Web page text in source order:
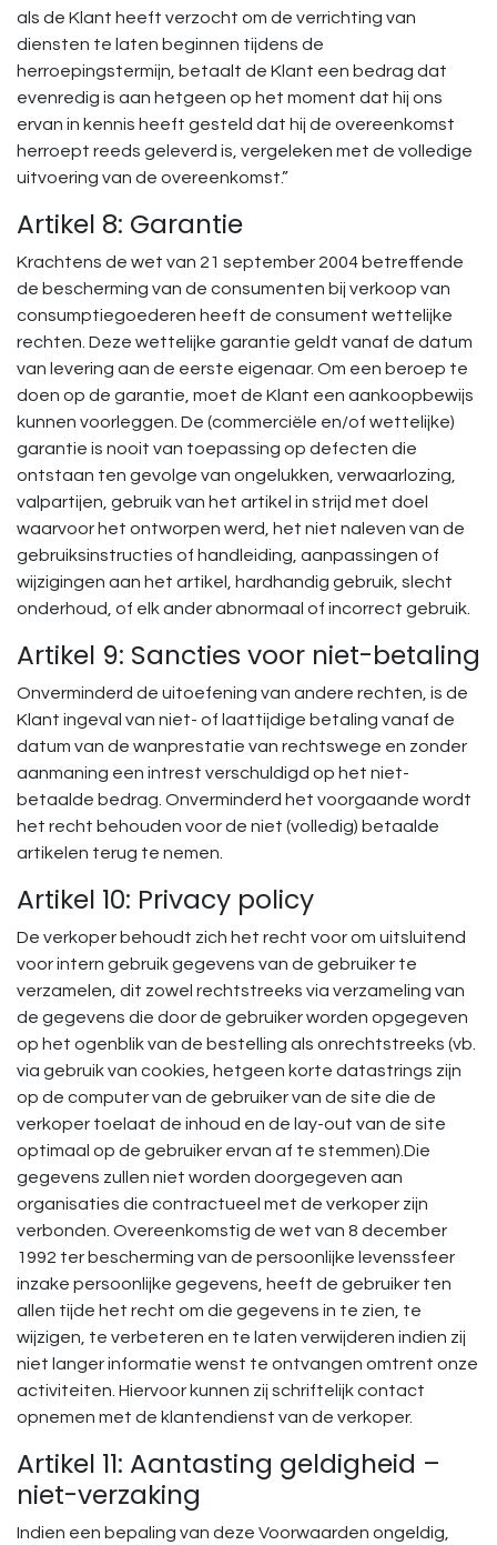
als de Klant heeft verzocht om de verrichting van
diensten te laten beginnen tijdens de
herroepingstermijn, betaalt de Klant een bedrag dat
evenredig is aan hetgeen op het moment dat hij ons
ervan in kennis heeft gesteld dat hij de overeenkomst
herroept reeds geleverd is, vergeleken met de volledige
uitvoering van de overeenkomst.”
Artikel 8: Garantie
Krachtens de wet van 21 september 2004 betreffende
de bescherming van de consumenten bij verkoop van
consumptiegoederen heeft de consument wettelijke
rechten. Deze wettelijke garantie geldt vanaf de datum
van levering aan de eerste eigenaar. Om een beroep te
doen op de garantie, moet de Klant een aankoopbewijs
kunnen voorleggen. De (commerciële en/of wettelijke)
garantie is nooit van toepassing op defecten die
ontstaan ten gevolge van ongelukken, verwaarlozing,
valpartijen, gebruik van het artikel in strijd met doel
waarvoor het ontworpen werd, het niet naleven van de
gebruiksinstructies of handleiding, aanpassingen of
wijzigingen aan het artikel, hardhandig gebruik, slecht
onderhoud, of elk ander abnormaal of incorrect gebruik.
Artikel 9: Sancties voor niet-betaling
Onverminderd de uitoefening van andere rechten, is de
Klant ingeval van niet- of laattijdige betaling vanaf de
datum van de wanprestatie van rechtswege en zonder
aanmaning een intrest verschuldigd op het niet-
betaalde bedrag. Onverminderd het voorgaande wordt
het recht behouden voor de niet (volledig) betaalde
artikelen terug te nemen.
Artikel 10: Privacy policy
De verkoper behoudt zich het recht voor om uitsluitend
voor intern gebruik gegevens van de gebruiker te
verzamelen, dit zowel rechtstreeks via verzameling van
de gegevens die door de gebruiker worden opgegeven
op het ogenblik van de bestelling als onrechtstreeks (vb.
via gebruik van cookies, hetgeen korte datastrings zijn
op de computer van de gebruiker van de site die de
verkoper toelaat de inhoud en de lay-out van de site
optimaal op de gebruiker ervan af te stemmen).Die
gegevens zullen niet worden doorgegeven aan
organisaties die contractueel met de verkoper zijn
verbonden. Overeenkomstig de wet van 8 december
1992 ter bescherming van de persoonlijke levenssfeer
inzake persoonlijke gegevens, heeft de gebruiker ten
allen tijde het recht om die gegevens in te zien, te
wijzigen, te verbeteren en te laten verwijderen indien zij
niet langer informatie wenst te ontvangen omtrent onze
activiteiten. Hiervoor kunnen zij schriftelijk contact
opnemen met de klantendienst van de verkoper.
Artikel 11: Aantasting geldigheid –
niet-verzaking
Indien een bepaling van deze Voorwaarden ongeldig,